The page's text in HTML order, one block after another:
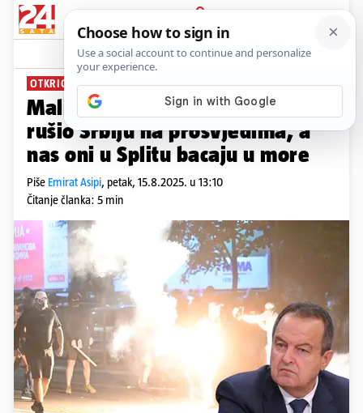
PRIJAVA
News Komentari
OTKRIO IME I PREZIME
Mali Sloba: Ovo je Hrvat koji je
rušio Srbiju na prosvjedima, a
nas oni u Splitu bacaju u more
Piše Emirat Asipi, petak, 15.8.2025. u 13:10
Čitanje članka: 5 min